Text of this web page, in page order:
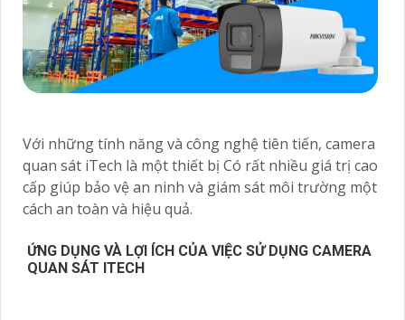
Với những tính năng và công nghệ tiên tiến, camera
quan sát iTech là một thiết bị Có rất nhiều giá trị cao
cấp giúp bảo vệ an ninh và giám sát môi trường một
cách an toàn và hiệu quả.
ỨNG DỤNG VÀ LỢI ÍCH CỦA VIỆC SỬ DỤNG CAMERA
QUAN SÁT ITECH